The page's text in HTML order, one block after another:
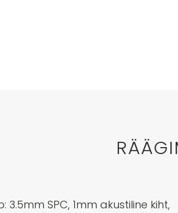
3.5mm SPC, 1mm akustiline kiht,